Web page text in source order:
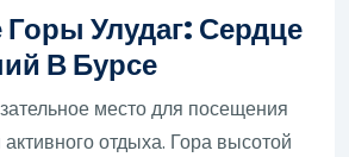
Улудаг: Сердце
В Бурсе
место для посещения
отдыха. Гора высотой